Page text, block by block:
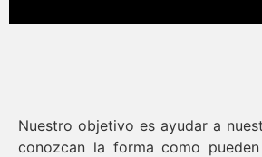
Nuestro objetivo es ayudar a
conozcan la forma como